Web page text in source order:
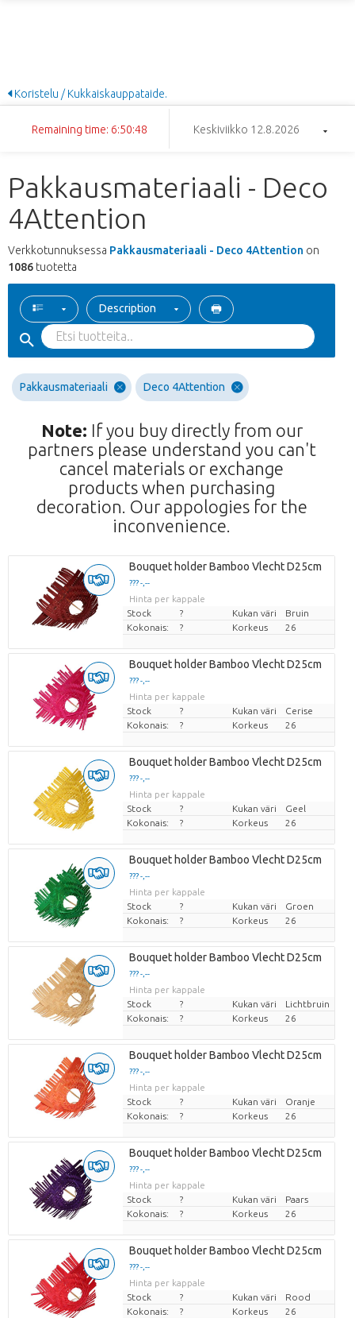
Koristelu / Kukkaiskauppataide.
Remaining time: 6:50:47 Keskiviikko 12.8.2026
Pakkausmateriaali - Deco
4Attention
Verkkotunnuksessa Pakkausmateriaali - Deco 4Attention on
1086 tuotetta
Description
Pakkausmateriaali Deco 4Attention
Note: If you buy directly from our
partners please understand you can't
cancel materials or exchange
products when purchasing
decoration. Our appologies for the
inconvenience.
Bouquet holder Bamboo Vlecht D25cm
??? -,--
Hinta per kappale
Stock
? Kukan väri
Bruin
Kokonais:
? Korkeus 26
Bouquet holder Bamboo Vlecht D25cm
??? -,--
Hinta per kappale
Stock
? Kukan väri
Cerise
Kokonais:
? Korkeus 26
Bouquet holder Bamboo Vlecht D25cm
??? -,--
Hinta per kappale
Stock
? Kukan väri
Geel
Kokonais:
? Korkeus 26
Bouquet holder Bamboo Vlecht D25cm
??? -,--
Hinta per kappale
Stock
? Kukan väri
Groen
Kokonais:
? Korkeus 26
Bouquet holder Bamboo Vlecht D25cm
??? -,--
Hinta per kappale
Stock
? Kukan väri
Lichtbruin
Kokonais:
? Korkeus 26
Bouquet holder Bamboo Vlecht D25cm
??? -,--
Hinta per kappale
Stock
? Kukan väri
Oranje
Kokonais:
? Korkeus 26
Bouquet holder Bamboo Vlecht D25cm
??? -,--
Hinta per kappale
Stock
? Kukan väri
Paars
Kokonais:
? Korkeus 26
Bouquet holder Bamboo Vlecht D25cm
??? -,--
Hinta per kappale
Stock
? Kukan väri
Rood
Kokonais:
? Korkeus 26